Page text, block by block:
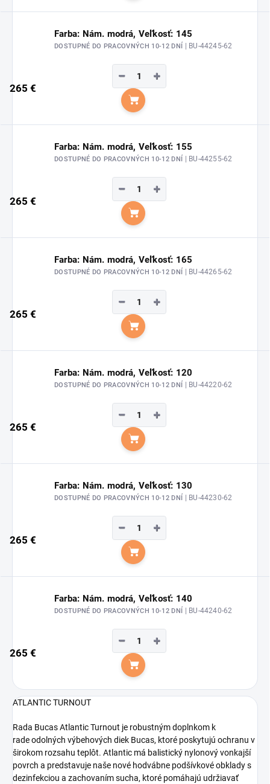
Farba: Nám. modrá, Veľkosť: 145
DOSTUPNÉ DO PRACOVNÝCH 10-12 DNÍ | BU-44245-62
265 €
+
−
Do košíka
Farba: Nám. modrá, Veľkosť: 155
DOSTUPNÉ DO PRACOVNÝCH 10-12 DNÍ | BU-44255-62
265 €
+
−
Do košíka
Farba: Nám. modrá, Veľkosť: 165
DOSTUPNÉ DO PRACOVNÝCH 10-12 DNÍ | BU-44265-62
265 €
+
−
Do košíka
Farba: Nám. modrá, Veľkosť: 120
DOSTUPNÉ DO PRACOVNÝCH 10-12 DNÍ | BU-44220-62
265 €
+
−
Do košíka
Farba: Nám. modrá, Veľkosť: 130
DOSTUPNÉ DO PRACOVNÝCH 10-12 DNÍ | BU-44230-62
265 €
+
−
Do košíka
Farba: Nám. modrá, Veľkosť: 140
DOSTUPNÉ DO PRACOVNÝCH 10-12 DNÍ | BU-44240-62
265 €
+
−
Do košíka
ATLANTIC TURNOUT
Rada Bucas Atlantic Turnout je robustným doplnkom k
rade odolných výbehových diek Bucas, ktoré poskytujú ochranu v
širokom rozsahu teplôt. Atlantic má balistický nylonový vonkajší
povrch a predstavuje naše nové hodvábne podšívkové obklady s
dezinfekciou a zachovaním sucha, ktoré pomáhajú udržiavať